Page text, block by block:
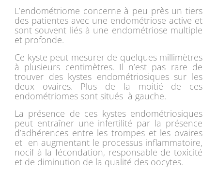
L’endométriome concerne à peu près un tiers
des patientes avec une endométriose active et
sont souvent liés à une endométriose multiple
et profonde.
Ce kyste peut mesurer de quelques millimètres
à plusieurs centimètres. Il n’est pas rare de
trouver des kystes endométriosiques sur les
deux ovaires. Plus de la moitié de ces
endométriomes sont situés à gauche.
La présence de ces kystes endométriosiques
peut entraîner une infertilité par la présence
d’adhérences entre les trompes et les ovaires
et en augmentant le processus inflammatoire,
nocif à la fécondation, responsable de toxicité
et de diminution de la qualité des oocytes.